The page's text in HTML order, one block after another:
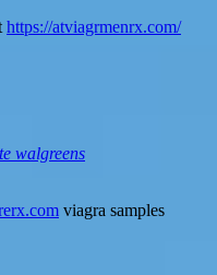
https://atviagrmenrx.com/
walgreens
viagra samples